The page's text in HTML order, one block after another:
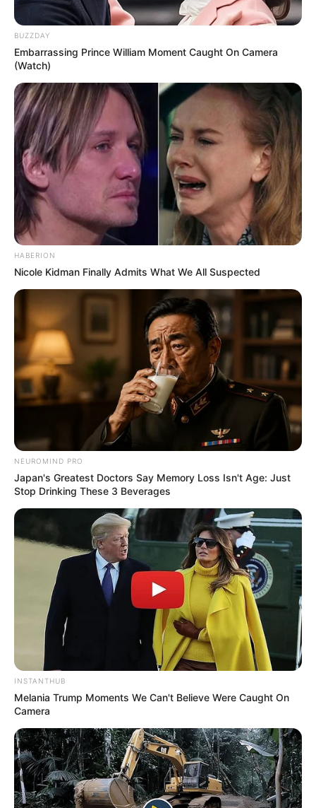
BUZZDAY
Embarrassing Prince William Moment Caught On Camera
(Watch)
HABERION
Nicole Kidman Finally Admits What We All Suspected
NEUROMIND PRO
Japan's Greatest Doctors Say Memory Loss Isn't Age: Just
Stop Drinking These 3 Beverages
INSTANTHUB
Melania Trump Moments We Can't Believe Were Caught On
Camera